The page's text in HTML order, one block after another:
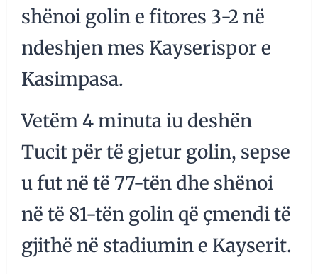
shënoi golin e fitores 3-2 në
ndeshjen mes Kayserispor e
Kasimpasa.
Vetëm 4 minuta iu deshën
Tucit për të gjetur golin, sepse
u fut në të 77-tën dhe shënoi
në të 81-tën golin që çmendi të
gjithë në stadiumin e Kayserit.